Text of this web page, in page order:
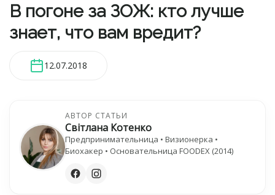
В погоне за ЗОЖ: кто лучше
знает, что вам вредит?
12.07.2018
АВТОР СТАТЬИ
Світлана Котенко
Предпринимательница • Визионерка •
Биохакер • Основательница FOODEX (2014)